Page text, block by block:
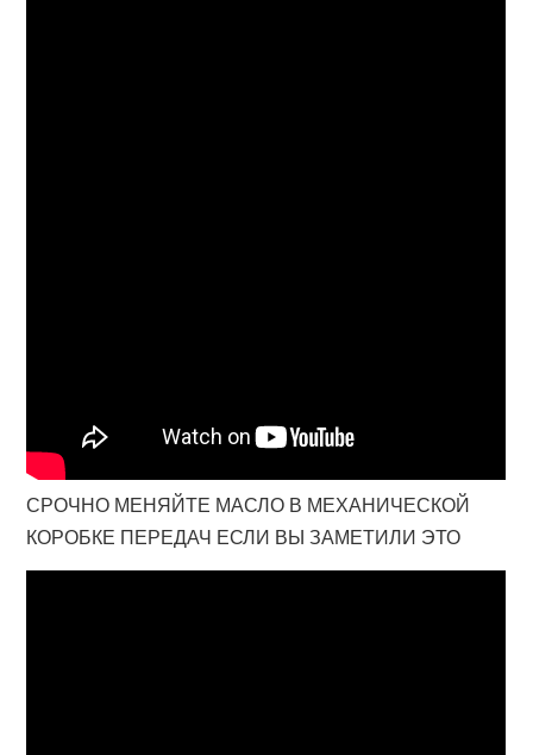
СРОЧНО МЕНЯЙТЕ МАСЛО В МЕХАНИЧЕСКОЙ
КОРОБКЕ ПЕРЕДАЧ ЕСЛИ ВЫ ЗАМЕТИЛИ ЭТО